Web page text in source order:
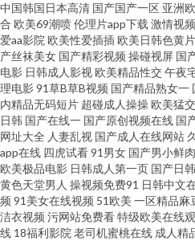
深淫网 国产福利第9页 亚洲色婷婷网 国
操毛 国产小精品网站 91发布页 国产九
网 影音先锋黑丝高跟 伦理加色网 91传煤
av TS伪娘超碰 日本福利福利福利视频
司机 影音先锋色AV 大香蕉伊人淫秽 91
色色 91女玍 九一久久国产精品 影音先锋
中国韩国日本高清 国产国产一区 亚洲
合 欧美69潮喷伦理片app下载 激情视
爱aa影院 欧美性爱插插欧美日韩色黄片
产丝袜美女 国产精彩视频 操碰视屏 国
电影 日韩成人影视欧美精品性交午夜
理电影91草B草B视频 国产精品熟女一
内精品无码短片 超碰成人操操欧美猛
日韩 国产在线一 国产原创视频在线 国
网址大全 人妻乱视 国产成人在线网站
app在线 四虎试看91男女 国产男小鲜
欧美极品电影 日韩成人第一页 国产日
黄色天堂男人 操视频免费91 日韩中文
频 91美女在线视频 51欧美 一区精品麻
洁衣视频 污网站免费看特级欧美在线
线 18福利影院 老司机蜜桃在线 成人精